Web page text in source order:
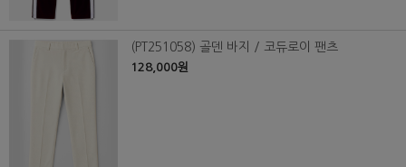
(PT251058) 골덴 바지 / 코듀로이 팬츠
128,000원